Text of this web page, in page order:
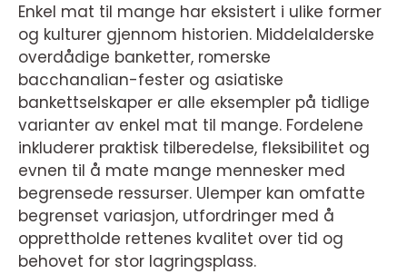
Enkel mat til mange har eksistert i ulike former
og kulturer gjennom historien. Middelalderske
overdådige banketter, romerske
bacchanalian-fester og asiatiske
bankettselskaper er alle eksempler på tidlige
varianter av enkel mat til mange. Fordelene
inkluderer praktisk tilberedelse, fleksibilitet og
evnen til å mate mange mennesker med
begrensede ressurser. Ulemper kan omfatte
begrenset variasjon, utfordringer med å
opprettholde rettenes kvalitet over tid og
behovet for stor lagringsplass.